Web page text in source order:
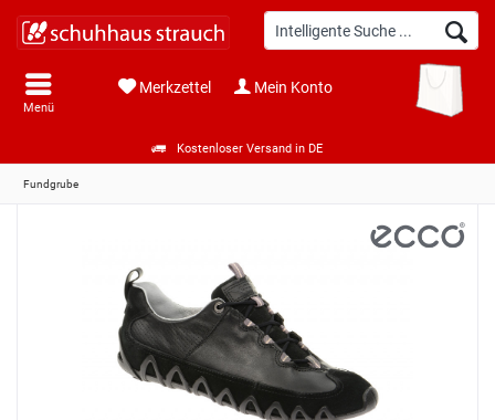
Kostenloser Versand in DE
Menü
Merkzettel Mein Konto
Fundgrube